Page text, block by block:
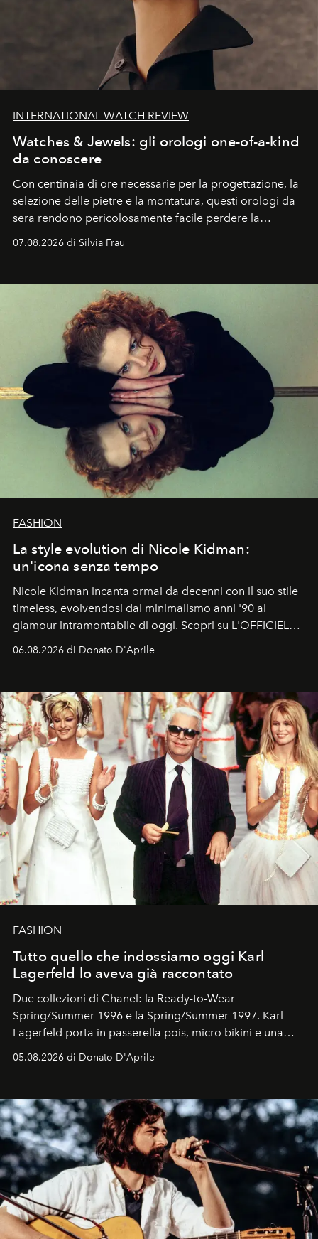
INTERNATIONAL WATCH REVIEW
Watches & Jewels: gli orologi one-of-a-kind
da conoscere
Con centinaia di ore necessarie per la progettazione, la
selezione delle pietre e la montatura, questi orologi da
sera rendono pericolosamente facile perdere la
cognizione del tempo. Ma con quadranti così
07.08.2026 di Silvia Frau
FASHION
La style evolution di Nicole Kidman:
un'icona senza tempo
Nicole Kidman incanta ormai da decenni con il suo stile
timeless, evolvendosi dal minimalismo anni '90 al
glamour intramontabile di oggi. Scopri su L'OFFICIEL
Italia la sua style evolution.
06.08.2026 di Donato D'Aprile
FASHION
Tutto quello che indossiamo oggi Karl
Lagerfeld lo aveva già raccontato
Due collezioni di Chanel: la Ready-to-Wear
Spring/Summer 1996 e la Spring/Summer 1997. Karl
Lagerfeld porta in passerella pois, micro bikini e una
logomania pensata per la spiaggia
Kate, Claudia e Carla una dietro l'altra. Trent'anni dopo,
uno dei documenti più contemporanei che abbiamo.
05.08.2026 di Donato D'Aprile